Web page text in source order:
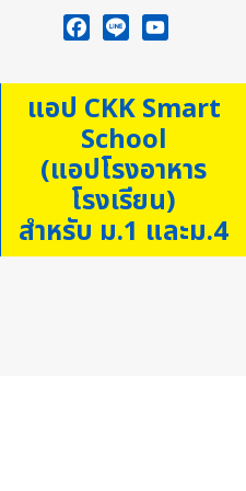
แอป CKK Smart
School
(แอปโรงอาหาร
โรงเรียน)
สำหรับ ม.1 และม.4